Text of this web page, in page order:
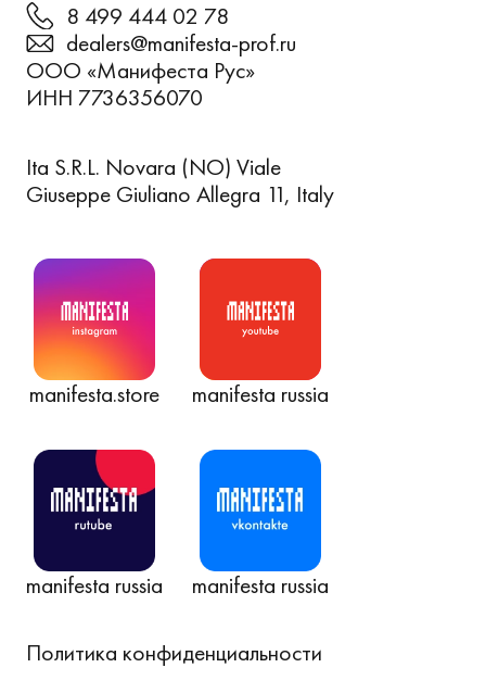
manifesta.store manifesta russia
manifesta russia manifesta russia
Ita S.R.L. Novara (NO) Viale
Giuseppe Giuliano Allegra 11, Italy
Политика конфиденциальности
8 499 444 02 78
dealers@manifesta-prof.ru
ООО «Манифеста Рус»
ИНН 7736356070